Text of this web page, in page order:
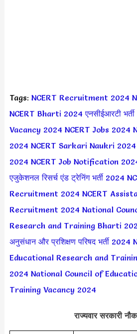
Tags: NCERT Recruitment 2024
NCERT Bharti 2024 एनसीईआरटी
Vacancy 2024 NCERT Jobs 2024
2024 NCERT Sarkari Naukri 2024
2024 NCERT Job Notification
एजुकेशनल रिसर्च एंड ट्रेनिंग भर्ती 2024
Recruitment 2024 NCERT
Recruitment 2024 National
Research and Training Bharti
अनुसंधान और प्रशिक्षण परिषद भर्ती 2024
Educational Research and
2024 National Council of
Training Vacancy 2024
राज्यवार सरकारी